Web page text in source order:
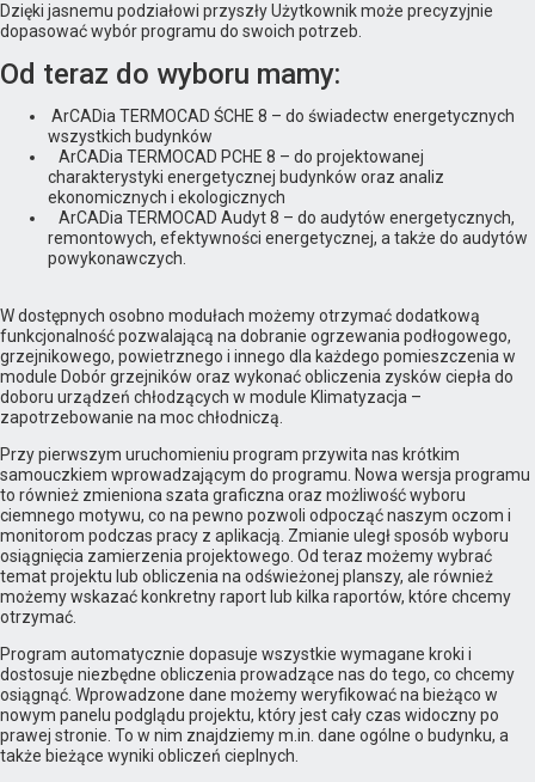
Dzięki jasnemu podziałowi przyszły Użytkownik może precyzyjnie
dopasować wybór programu do swoich potrzeb.
Od teraz do wyboru mamy:
ArCADia TERMOCAD ŚCHE 8 – do świadectw energetycznych
wszystkich budynków
ArCADia TERMOCAD PCHE 8 – do projektowanej
charakterystyki energetycznej budynków oraz analiz
ekonomicznych i ekologicznych
ArCADia TERMOCAD Audyt 8 – do audytów energetycznych,
remontowych, efektywności energetycznej, a także do audytów
powykonawczych.
W dostępnych osobno modułach możemy otrzymać dodatkową
funkcjonalność pozwalającą na dobranie ogrzewania podłogowego,
grzejnikowego, powietrznego i innego dla każdego pomieszczenia w
module Dobór grzejników oraz wykonać obliczenia zysków ciepła do
doboru urządzeń chłodzących w module Klimatyzacja –
zapotrzebowanie na moc chłodniczą.
Przy pierwszym uruchomieniu program przywita nas krótkim
samouczkiem wprowadzającym do programu. Nowa wersja programu
to również zmieniona szata graficzna oraz możliwość wyboru
ciemnego motywu, co na pewno pozwoli odpocząć naszym oczom i
monitorom podczas pracy z aplikacją. Zmianie uległ sposób wyboru
osiągnięcia zamierzenia projektowego. Od teraz możemy wybrać
temat projektu lub obliczenia na odświeżonej planszy, ale również
możemy wskazać konkretny raport lub kilka raportów, które chcemy
otrzymać.
Program automatycznie dopasuje wszystkie wymagane kroki i
dostosuje niezbędne obliczenia prowadzące nas do tego, co chcemy
osiągnąć. Wprowadzone dane możemy weryfikować na bieżąco w
nowym panelu podglądu projektu, który jest cały czas widoczny po
prawej stronie. To w nim znajdziemy m.in. dane ogólne o budynku, a
także bieżące wyniki obliczeń cieplnych.